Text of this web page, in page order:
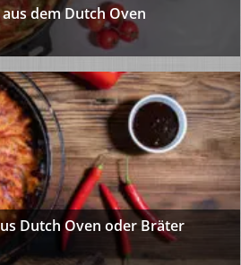
dem Dutch Oven
Dutch Oven oder Bräter